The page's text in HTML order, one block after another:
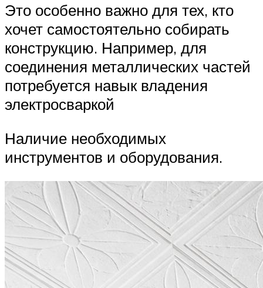
Это особенно важно для тех, кто
хочет самостоятельно собирать
конструкцию. Например, для
соединения металлических частей
потребуется навык владения
электросваркой
Наличие необходимых
инструментов и оборудования.